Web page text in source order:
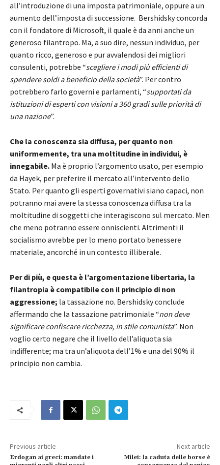
all’introduzione di una imposta patrimoniale, oppure a un
aumento dell’imposta di successione. Bershidsky concorda
con il fondatore di Microsoft, il quale è da anni anche un
generoso filantropo. Ma, a suo dire, nessun individuo, per
quanto ricco, generoso e pur avvalendosi dei migliori
consulenti, potrebbe “scegliere i modi più efficienti di
spendere soldi a beneficio della società”. Per contro
potrebbero farlo governi e parlamenti, “supportati da
istituzioni di esperti con visioni a 360 gradi sulle priorità di
una nazione”.
Che la conoscenza sia diffusa, per quanto non
uniformemente, tra una moltitudine in individui, è
innegabile. Ma è proprio l’argomento usato, per esempio
da Hayek, per preferire il mercato all’intervento dello
Stato. Per quanto gli esperti governativi siano capaci, non
potranno mai avere la stessa conoscenza diffusa tra la
moltitudine di soggetti che interagiscono sul mercato. Men
che meno potranno essere onniscienti. Altrimenti il
socialismo avrebbe per lo meno portato benessere
materiale, ancorché in un contesto illiberale.
Per di più, e questa è l’argomentazione libertaria, la
filantropia è compatibile con il principio di non
aggressione; la tassazione no. Bershidsky conclude
affermando che la tassazione patrimoniale “non deve
significare confiscare ricchezza, in stile comunista”. Non
voglio certo negare che il livello dell’aliquota sia
indifferente; ma tra un’aliquota dell’1% e una del 90% il
principio non cambia.
Previous article
Erdogan ai greci: mandate i
Next article
Milei: la caduta delle borse è